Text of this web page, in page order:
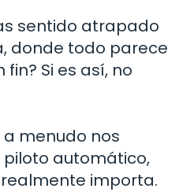
sentido atrapado
donde todo parece
Si es así, no
menudo nos
piloto automático,
importa.